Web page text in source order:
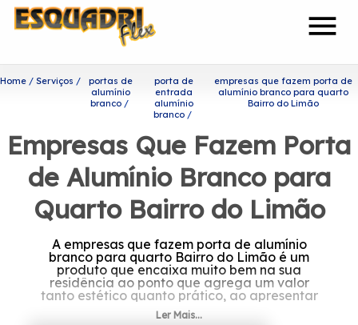
menu
Home Serviços
portas de
alumínio
branco
porta de
entrada
alumínio
branco
empresas que fazem porta de
alumínio branco para quarto
Bairro do Limão
Empresas Que Fazem Porta
de Alumínio Branco para
Quarto Bairro do Limão
A empresas que fazem porta de alumínio
branco para quarto Bairro do Limão é um
produto que encaixa muito bem na sua
residência ao ponto que agrega um valor
tanto estético quanto prático, ao apresentar
um processo de manutenção simplificado.
Ler Mais...